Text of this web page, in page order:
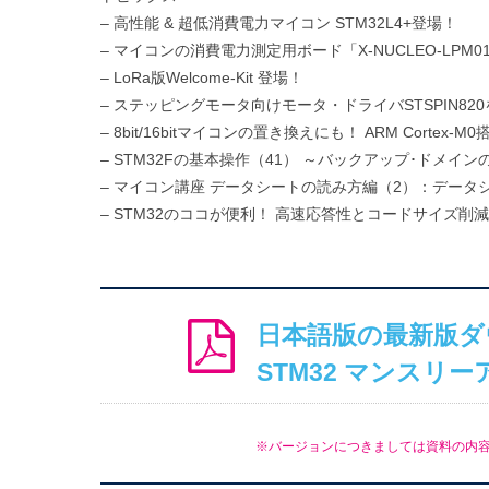
– 高性能 & 超低消費電力マイコン STM32L4+登場！
– マイコンの消費電力測定用ボード「X-NUCLEO-
– LoRa版Welcome-Kit 登場！
– ステッピングモータ向けモータ・ドライバ
– 8bit/16bitマイコンの置き換えにも！ ARM Cortex-M0
– STM32Fの基本操作（41） ～バックアップ･ドメイン
– マイコン講座 データシートの読み方編（2）：データ
– STM32のココが便利！ 高速応答性とコードサイズ削
日本語版の最新版
STM32 マンスリー
※バージョンにつきましては資料の内